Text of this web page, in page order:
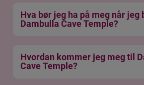
Hva bør jeg ha på meg når jeg
Dambulla Cave Temple?
Hvordan kommer jeg meg til
Cave Temple?